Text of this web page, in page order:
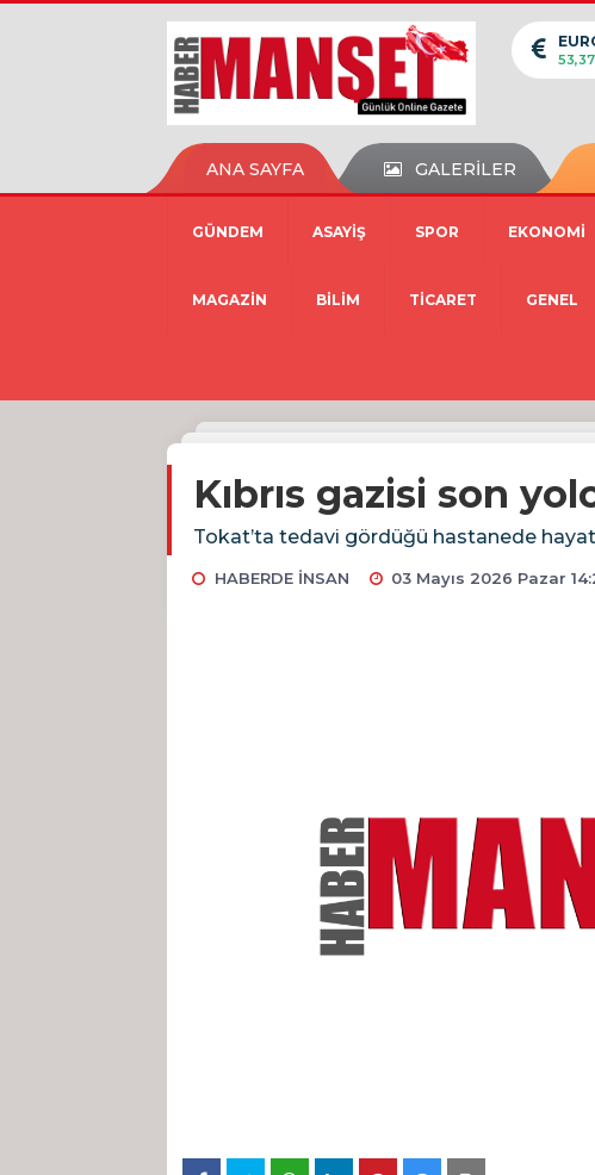
53,37
ANA SAYFA GALERİLER
GÜNDEM ASAYİŞ SPOR EKONOMİ
MAGAZİN BİLİM TİCARET GENEL
Kıbrıs gazisi son
Tokat’ta tedavi gördüğü hastanede
HABERDE İNSAN 03 Mayıs 2026 Pazar